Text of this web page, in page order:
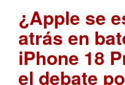
¿Apple se
atrás en
iPhone 18
el debate